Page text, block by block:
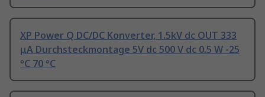
XP Power Q DC/DC Konverter, 1.5kV dc OUT 333
μA Durchsteckmontage 5V dc 500 V dc 0.5 W -25
°C 70 °C